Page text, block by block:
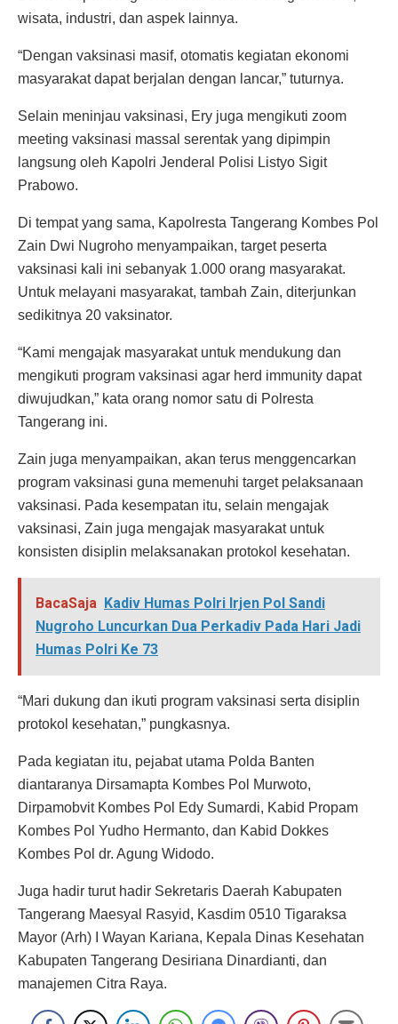
wisata, industri, dan aspek lainnya.
“Dengan vaksinasi masif, otomatis kegiatan ekonomi
masyarakat dapat berjalan dengan lancar,” tuturnya.
Selain meninjau vaksinasi, Ery juga mengikuti zoom
meeting vaksinasi massal serentak yang dipimpin
langsung oleh Kapolri Jenderal Polisi Listyo Sigit
Prabowo.
Di tempat yang sama, Kapolresta Tangerang Kombes Pol
Zain Dwi Nugroho menyampaikan, target peserta
vaksinasi kali ini sebanyak 1.000 orang masyarakat.
Untuk melayani masyarakat, tambah Zain, diterjunkan
sedikitnya 20 vaksinator.
“Kami mengajak masyarakat untuk mendukung dan
mengikuti program vaksinasi agar herd immunity dapat
diwujudkan,” kata orang nomor satu di Polresta
Tangerang ini.
Zain juga menyampaikan, akan terus menggencarkan
program vaksinasi guna memenuhi target pelaksanaan
vaksinasi. Pada kesempatan itu, selain mengajak
vaksinasi, Zain juga mengajak masyarakat untuk
konsisten disiplin melaksanakan protokol kesehatan.
BacaSaja Kadiv Humas Polri Irjen Pol Sandi
Nugroho Luncurkan Dua Perkadiv Pada Hari Jadi
Humas Polri Ke 73
“Mari dukung dan ikuti program vaksinasi serta disiplin
protokol kesehatan,” pungkasnya.
Pada kegiatan itu, pejabat utama Polda Banten
diantaranya Dirsamapta Kombes Pol Murwoto,
Dirpamobvit Kombes Pol Edy Sumardi, Kabid Propam
Kombes Pol Yudho Hermanto, dan Kabid Dokkes
Kombes Pol dr. Agung Widodo.
Juga hadir turut hadir Sekretaris Daerah Kabupaten
Tangerang Maesyal Rasyid, Kasdim 0510 Tigaraksa
Mayor (Arh) I Wayan Kariana, Kepala Dinas Kesehatan
Kabupaten Tangerang Desiriana Dinardianti, dan
manajemen Citra Raya.